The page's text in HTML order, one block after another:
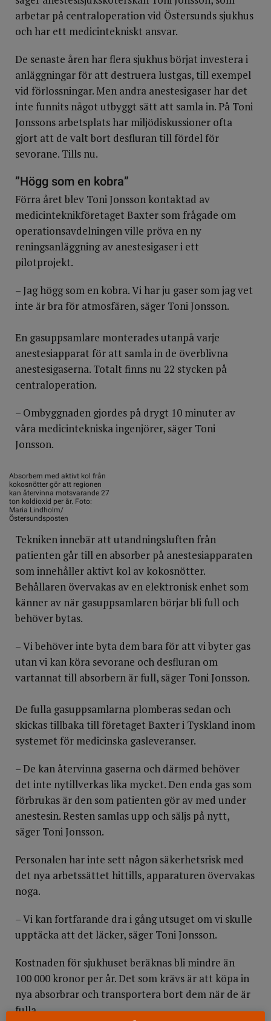
arbetar på centraloperation vid Östersunds sjukhus
och har ett medicintekniskt ansvar.
De senaste åren har flera sjukhus börjat investera i
anläggningar för att destruera lustgas, till exempel
vid förlossningar. Men andra anestesigaser har det
inte funnits något utbyggt sätt att samla in. På Toni
Jonssons arbetsplats har miljödiskussioner ofta
gjort att de valt bort desfluran till fördel för
sevorane. Tills nu.
”Högg som en kobra”
Förra året blev Toni Jonsson kontaktad av
medicinteknikföretaget Baxter som frågade om
operationsavdelningen ville pröva en ny
reningsanläggning av anestesigaser i ett
pilotprojekt.
– Jag högg som en kobra. Vi har ju gaser som jag vet
inte är bra för atmosfären, säger Toni Jonsson.
En gasuppsamlare monterades utanpå varje
anestesiapparat för att samla in de överblivna
anestesigaserna. Totalt finns nu 22 stycken på
centraloperation.
– Ombyggnaden gjordes på drygt 10 minuter av
våra medicintekniska ingenjörer, säger Toni
Jonsson.
Absorbern med aktivt kol från
kokosnötter gör att regionen
kan återvinna motsvarande 27
ton koldioxid per år. Foto:
Maria Lindholm/
Östersundsposten
Tekniken innebär att utandningsluften från
patienten går till en absorber på anestesiapparaten
som innehåller aktivt kol av kokosnötter.
Behållaren övervakas av en elektronisk enhet som
känner av när gasuppsamlaren börjar bli full och
behöver bytas.
– Vi behöver inte byta dem bara för att vi byter gas
utan vi kan köra sevorane och desfluran om
vartannat till absorbern är full, säger Toni Jonsson.
De fulla gasuppsamlarna plomberas sedan och
skickas tillbaka till företaget Baxter i Tyskland inom
systemet för medicinska gasleveranser.
– De kan återvinna gaserna och därmed behöver
det inte nytillverkas lika mycket. Den enda gas som
förbrukas är den som patienten gör av med under
anestesin. Resten samlas upp och säljs på nytt,
säger Toni Jonsson.
Personalen har inte sett någon säkerhetsrisk med
det nya arbetssättet hittills, apparaturen övervakas
noga.
– Vi kan fortfarande dra i gång utsuget om vi skulle
upptäcka att det läcker, säger Toni Jonsson.
Kostnaden för sjukhuset beräknas bli mindre än
100 000 kronor per år. Det som krävs är att köpa in
nya absorbrar och transportera bort dem när de är
fulla.